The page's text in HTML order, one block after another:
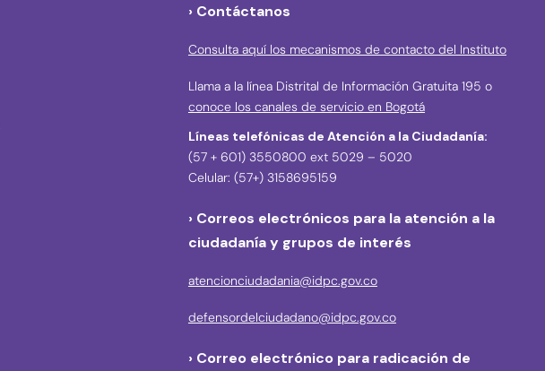
› Contáctanos
Consulta aquí los mecanismos de contacto del Instituto
Llama a la línea Distrital de Información Gratuita 195 o
conoce los canales de servicio en Bogotá
Líneas telefónicas de Atención a la Ciudadanía:
(57 + 601) 3550800 ext 5029 – 5020
Celular: (57+) 3158695159
› Correos electrónicos para la atención a la
ciudadanía y grupos de interés
atencionciudadania@idpc.gov.co
defensordelciudadano@idpc.gov.co
› Correo electrónico para radicación de